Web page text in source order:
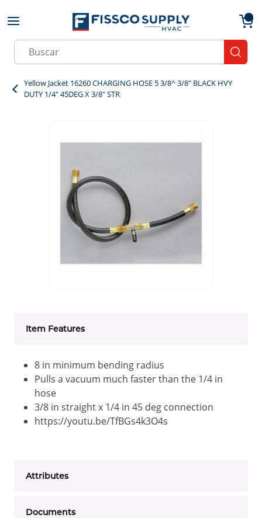
Skip to main content
Site Search
Yellow Jacket 16260 CHARGING HOSE 5 3/8^ 3/8" BLACK HVY
DUTY 1/4" 45DEG X 3/8" STR
Item Features
8 in minimum bending radius
Pulls a vacuum much faster than the 1/4 in
hose
3/8 in straight x 1/4 in 45 deg connection
https://youtu.be/TfBGs4k3O4s
Attributes
Documents